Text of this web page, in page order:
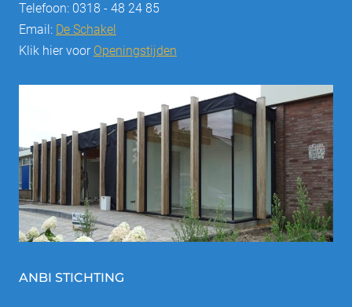
Telefoon: 0318 - 48 24 85
Email: De Schakel
Klik hier voor Openingstijden
ANBI STICHTING